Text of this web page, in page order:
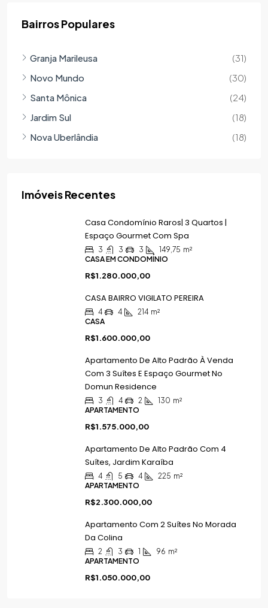
Bairros Populares
Granja Marileusa
(31)
Novo Mundo
(30)
Santa Mônica
(24)
Jardim Sul
(18)
Nova Uberlândia
(18)
Imóveis Recentes
Casa Condomínio Raros| 3 Quartos |
Espaço Gourmet Com Spa
3 3 3 149,75 m²
CASA EM CONDOMÍNIO
R$1.280.000,00
CASA BAIRRO VIGILATO PEREIRA
4 4 214 m²
CASA
R$1.600.000,00
Apartamento De Alto Padrão À Venda
Com 3 Suítes E Espaço Gourmet No
Domun Residence
3 4 2 130 m²
APARTAMENTO
R$1.575.000,00
Apartamento De Alto Padrão Com 4
Suítes, Jardim Karaíba
4 5 4 225 m²
APARTAMENTO
R$2.300.000,00
Apartamento Com 2 Suítes No Morada
Da Colina
2 3 1 96 m²
APARTAMENTO
R$1.050.000,00